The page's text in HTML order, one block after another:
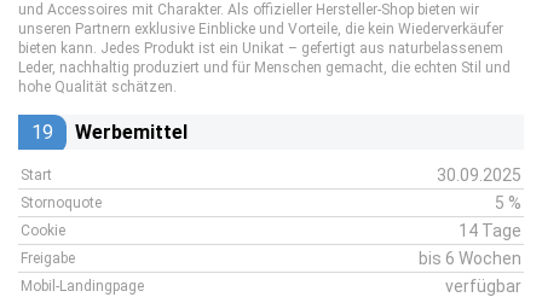
und Accessoires mit Charakter. Als offizieller Hersteller-Shop bieten wir
unseren Partnern exklusive Einblicke und Vorteile, die kein Wiederverkäufer
bieten kann. Jedes Produkt ist ein Unikat – gefertigt aus naturbelassenem
Leder, nachhaltig produziert und für Menschen gemacht, die echten Stil und
hohe Qualität schätzen.
19 Werbemittel
Start 30.09.2025
Stornoquote 5 %
Cookie 14 Tage
Freigabe bis 6 Wochen
Mobil-Landingpage verfügbar